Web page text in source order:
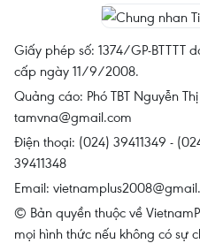
Giấy phép số: 1374/GP-BTTTT
cấp ngày 11/9/2008.
Quảng cáo: Phó TBT Nguyễn
tamvna@gmail.com
Điện thoại: (024) 39411349 -
39411348
Email:
© Bản quyền thuộc về
mọi hình thức nếu không có sự